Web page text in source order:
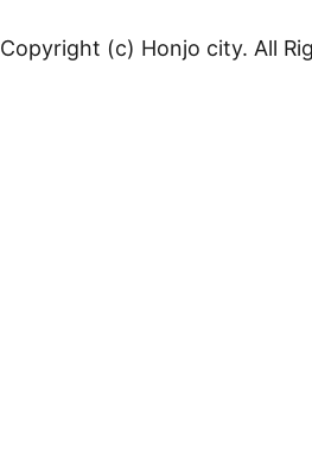
Copyright (c) Honjo city. All